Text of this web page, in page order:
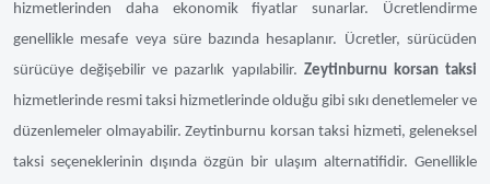
hizmetlerinden daha ekonomik fiyatlar sunarlar. Ücretlendirme
genellikle mesafe veya süre bazında hesaplanır. Ücretler, sürücüden
sürücüye değişebilir ve pazarlık yapılabilir. Zeytinburnu korsan taksi
hizmetlerinde resmi taksi hizmetlerinde olduğu gibi sıkı denetlemeler ve
düzenlemeler olmayabilir. Zeytinburnu korsan taksi hizmeti, geleneksel
taksi seçeneklerinin dışında özgün bir ulaşım alternatifidir. Genellikle